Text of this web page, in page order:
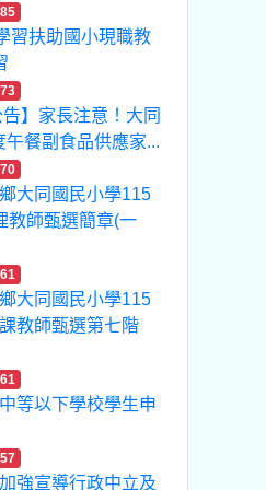
85
習扶助國小現職教
73
】家長注意！大同
午餐副食品供應家...
70
大同國民小學115
教師甄選簡章(一
61
大同國民小學115
教師甄選第七階
61
等以下學校學生申
57
強宣導行政中立及